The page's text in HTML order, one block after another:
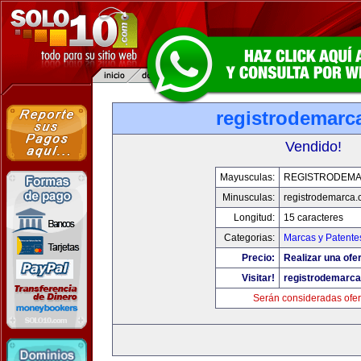
Vendido!
Mayusculas:
Minusculas:
Longitud:
15 caracteres
Categorias:
Marcas y
Precio:
Realizar una
Visitar!
Serán consideradas